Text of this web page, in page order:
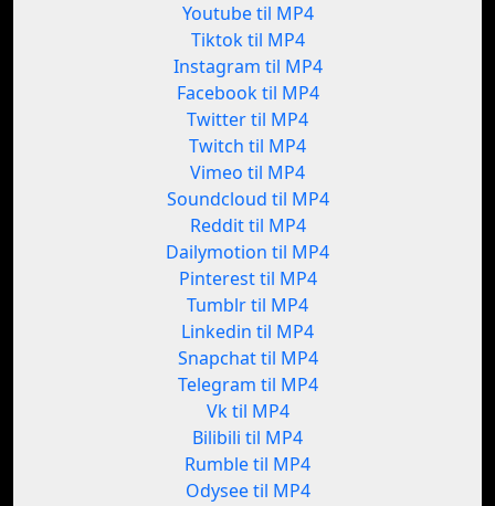
Youtube til MP4
Tiktok til MP4
Instagram til MP4
Facebook til MP4
Twitter til MP4
Twitch til MP4
Vimeo til MP4
Soundcloud til MP4
Reddit til MP4
Dailymotion til MP4
Pinterest til MP4
Tumblr til MP4
Linkedin til MP4
Snapchat til MP4
Telegram til MP4
Vk til MP4
Bilibili til MP4
Rumble til MP4
Odysee til MP4